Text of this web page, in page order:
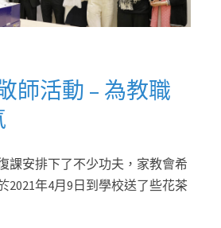
師活動 – 為教職
課安排下了不少功夫，家教會希
2021年4月9日到學校送了些花茶